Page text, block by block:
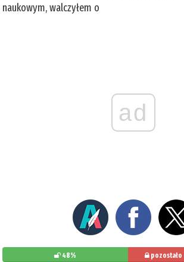
naukowym, walczyłem o
ad
48% pozostało